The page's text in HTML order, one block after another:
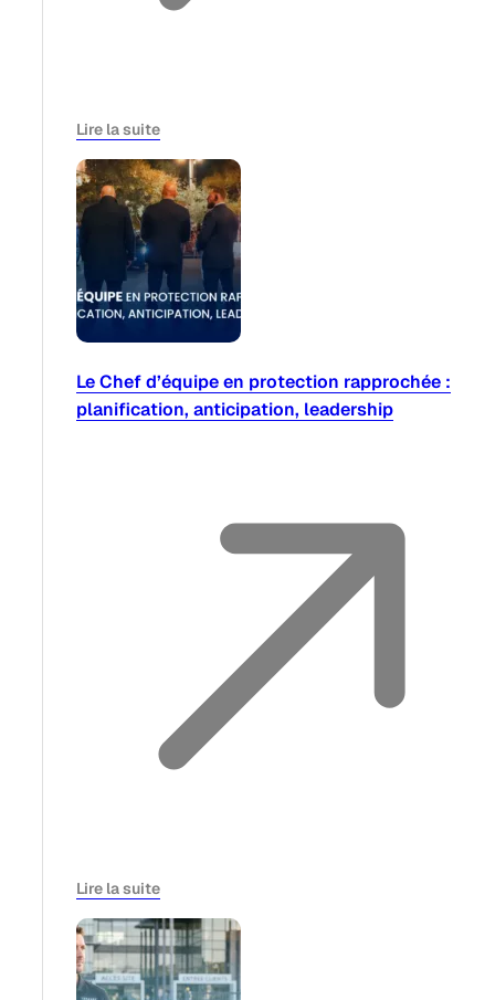
Lire la suite
Le Chef d’équipe en protection rapprochée :
planification, anticipation, leadership
Lire la suite